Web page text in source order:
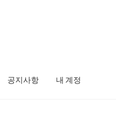
공지사항 내 계정